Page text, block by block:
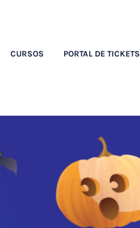
CURSOS PORTAL DE TICKETS